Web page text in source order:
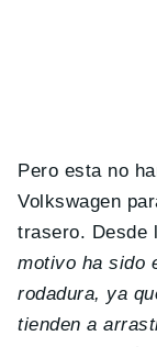
Pero esta no
Volkswagen
trasero. Desde
motivo ha sido
rodadura, ya
tienden a